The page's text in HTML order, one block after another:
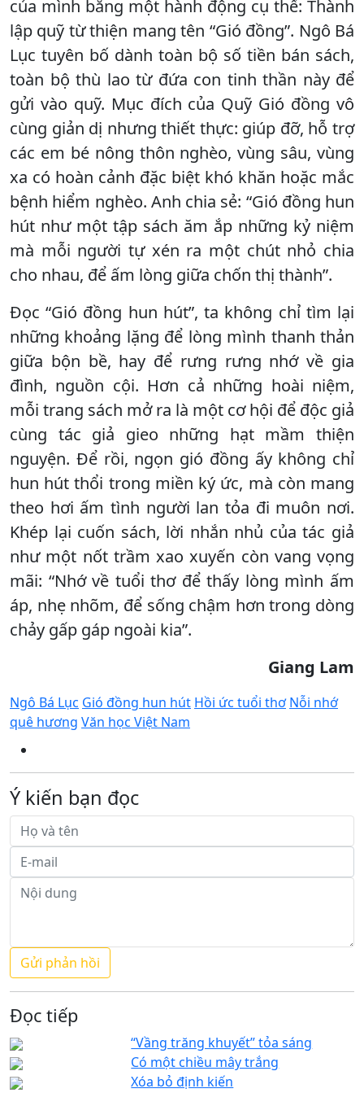
của mình bằng một hành động cụ thể: Thành
lập quỹ từ thiện mang tên “Gió đồng”. Ngô Bá
Lục tuyên bố dành toàn bộ số tiền bán sách,
toàn bộ thù lao từ đứa con tinh thần này để
gửi vào quỹ. Mục đích của Quỹ Gió đồng vô
cùng giản dị nhưng thiết thực: giúp đỡ, hỗ trợ
các em bé nông thôn nghèo, vùng sâu, vùng
xa có hoàn cảnh đặc biệt khó khăn hoặc mắc
bệnh hiểm nghèo. Anh chia sẻ: “Gió đồng hun
hút như một tập sách ăm ắp những kỷ niệm
mà mỗi người tự xén ra một chút nhỏ chia
cho nhau, để ấm lòng giữa chốn thị thành”.
Đọc “Gió đồng hun hút”, ta không chỉ tìm lại
những khoảng lặng để lòng mình thanh thản
giữa bộn bề, hay để rưng rưng nhớ về gia
đình, nguồn cội. Hơn cả những hoài niệm,
mỗi trang sách mở ra là một cơ hội để độc giả
cùng tác giả gieo những hạt mầm thiện
nguyện. Để rồi, ngọn gió đồng ấy không chỉ
hun hút thổi trong miền ký ức, mà còn mang
theo hơi ấm tình người lan tỏa đi muôn nơi.
Khép lại cuốn sách, lời nhắn nhủ của tác giả
như một nốt trầm xao xuyến còn vang vọng
mãi: “Nhớ về tuổi thơ để thấy lòng mình ấm
áp, nhẹ nhõm, để sống chậm hơn trong dòng
chảy gấp gáp ngoài kia”.
Giang Lam
Ngô Bá Lục Gió đồng hun hút Hồi ức tuổi thơ Nỗi nhớ
quê hương Văn học Việt Nam
Ý kiến bạn đọc
Đọc tiếp
“Vầng trăng khuyết” tỏa sáng
Có một chiều mây trắng
Xóa bỏ định kiến